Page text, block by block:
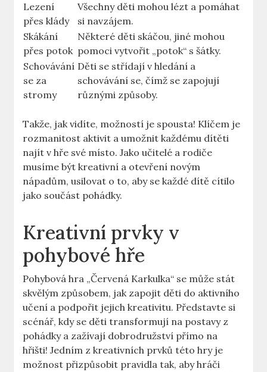
Lezení
přes klády
Všechny děti ⁣mohou lézt a⁤ pomáhat
si ‌navzájem.
Skákání​
přes potok
Některé ⁣děti skáčou, ‍jiné mohou
pomoci vytvořit „potok“‍ s šátky.
Schovávání
se za
stromy
Děti se střídají v hledání a
schovávání se,‍ čímž ‍se⁢ zapojují
různými způsoby.
Takže, jak vidíte,​ možností je spousta! Klíčem je
rozmanitost aktivit ‌a umožnit každému dítěti
‌najít v​ hře své místo. Jako učitelé ⁣a rodiče
musíme být kreativní‌ a⁢ otevření novým⁢
nápadům, ⁢usilovat o⁣ to, aby se každé dítě cítilo
‌jako součást ⁤pohádky.
Kreativní prvky v
pohybové hře
Pohybová hra „Červená Karkulka“ se může stát
skvělým způsobem, jak zapojit děti ​do⁣ aktivního
učení a⁢ podpořit⁢ jejich kreativitu. Představte si
scénář, kdy⁣ se​ děti⁤ transformují na postavy z
pohádky a​ zažívají dobrodružství přímo na
hřišti!‍ Jedním⁤ z kreativních prvků této hry je⁣
možnost⁣ přizpůsobit pravidla tak, aby‌ hráči‌